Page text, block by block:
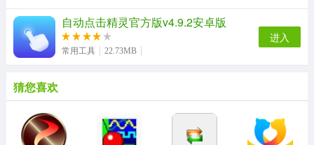
自动点击精灵官方版v4.9.2安卓版
常用工具 22.73MB
进入
猜您喜欢